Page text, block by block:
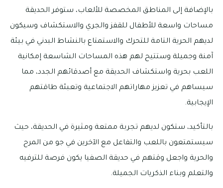
بالإضافة إلى المناطق المخصصة للألعاب، ستوفر الحديقة
مساحات واسعة للأطفال للقفز والجري والاستكشاف وسيكون
لديهم الحرية التامة للتحرك والاستمتاع بالنشاط البدني في بيئة
آمنة وجميلة وستتيح لهم هذه المساحات الشاسعة إمكانية
اللعب بحرية واستكشاف الحديقة مع أصدقائهم الجدد، مما
سيساهم في تعزيز مهاراتهم الاجتماعية وتعبئة طاقتهم
الإيجابية.
بالتأكيد، ستكون لديهم تجربة ممتعة ومثيرة في الحديقة، حيث
سيستمتعون باللعب والتفاعل مع الآخرين في جو من المرح
والحرية واجعل وقتهم في حديقة الصفيا يكون فرصة للترفيه
والتعلم وبناء الذكريات الجميلة.